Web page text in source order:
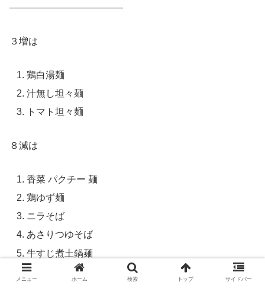
————————————
３増は
鶏白湯麺
汁無し坦々麺
トマト坦々麺
８減は
香菜 パクチー 麺
鶏ゆず麺
ニラそば
あさりつゆそば
牛すじ煮土鍋麺
鶏煮込土鍋麺
メニュー ホーム 検索 トップ サイドバー